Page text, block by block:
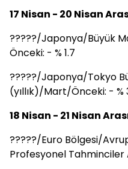
17 Nisan - 20 Nisan
?????/Japonya/Büyük
Önceki: - % 1.7
?????/Japonya/Tokyo
(yıllık)/Mart/Önceki: - %
18 Nisan - 21 Nisan
?????/Euro Bölgesi/
Profesyonel Tahminciler